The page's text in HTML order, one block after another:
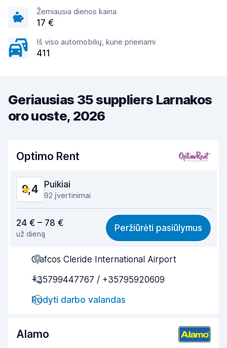
Žemiausia dienos kaina
17 €
Iš viso automobilių, kurie prieinami
411
Geriausias 35 suppliers Larnakos
oro uoste, 2026
Optimo Rent
9,4 Puikiai
92 įvertinimai
9,2
Ar lengva rasti 9,5
Agento paslaugumas
Paėmimo greitumas
Grąžinimo greitumas
9,3
24 € – 78 €
už dieną
Peržiūrėti pasiūlymus
Glafcos Cleride International Airport
+35799447767 / +35795920609
Rodyti darbo valandas
Alamo